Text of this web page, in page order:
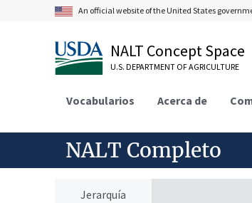
An official website of the United States
NALT Concept Space
U.S. DEPARTMENT OF AGRICULTURE
Vocabularios Acerca de
NALT Completo
Jerarquía
fincas, sistemas de producción
investigación, tecnología, métodos
Animalia
Acanthocephala
Annelida
Bryozoa
Cnidaria
Ctenophora
Echinodermata
Nematoda
Nematomorpha